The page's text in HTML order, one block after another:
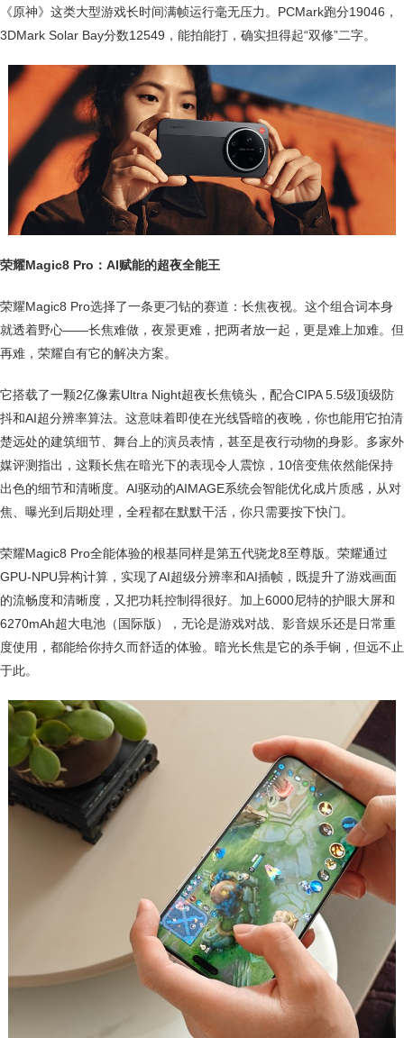
《原神》这类大型游戏长时间满帧运行毫无压力。PCMark跑分19046，
3DMark Solar Bay分数12549，能拍能打，确实担得起“双修”二字。
荣耀Magic8 Pro：AI赋能的超夜全能王
荣耀Magic8 Pro选择了一条更刁钻的赛道：长焦夜视。这个组合词本身
就透着野心——长焦难做，夜景更难，把两者放一起，更是难上加难。但
再难，荣耀自有它的解决方案。
它搭载了一颗2亿像素Ultra Night超夜长焦镜头，配合CIPA 5.5级顶级防
抖和AI超分辨率算法。这意味着即使在光线昏暗的夜晚，你也能用它拍清
楚远处的建筑细节、舞台上的演员表情，甚至是夜行动物的身影。多家外
媒评测指出，这颗长焦在暗光下的表现令人震惊，10倍变焦依然能保持
出色的细节和清晰度。AI驱动的AIMAGE系统会智能优化成片质感，从对
焦、曝光到后期处理，全程都在默默干活，你只需要按下快门。
荣耀Magic8 Pro全能体验的根基同样是第五代骁龙8至尊版。荣耀通过
GPU-NPU异构计算，实现了AI超级分辨率和AI插帧，既提升了游戏画面
的流畅度和清晰度，又把功耗控制得很好。加上6000尼特的护眼大屏和
6270mAh超大电池（国际版），无论是游戏对战、影音娱乐还是日常重
度使用，都能给你持久而舒适的体验。暗光长焦是它的杀手锏，但远不止
于此。